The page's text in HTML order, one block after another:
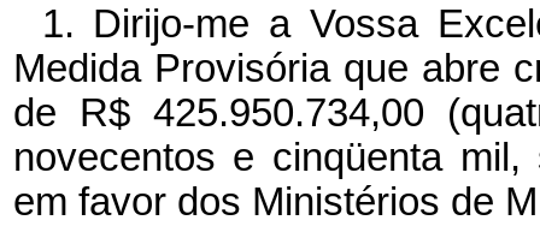
1. Dirijo-me a Vossa
Medida Provisória que abre
de R$ 425.950.734,00
novecentos e cinqüenta
em favor dos Ministérios de